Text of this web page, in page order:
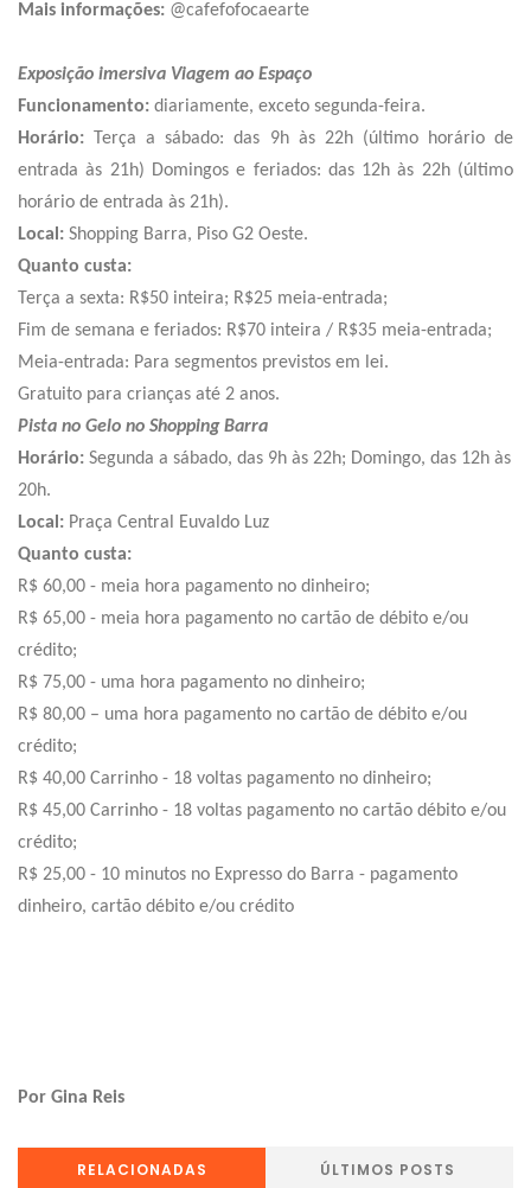
Mais informações: @cafefofocaearte
Exposição imersiva Viagem ao Espaço
Funcionamento: diariamente, exceto segunda-feira.
Horário: Terça a sábado: das 9h às 22h (último horário de
entrada às 21h) Domingos e feriados: das 12h às 22h (último
horário de entrada às 21h).
Local: Shopping Barra, Piso G2 Oeste.
Quanto custa:
Terça a sexta: R$50 inteira; R$25 meia-entrada;
Fim de semana e feriados: R$70 inteira / R$35 meia-entrada;
Meia-entrada: Para segmentos previstos em lei.
Gratuito para crianças até 2 anos.
Pista no Gelo no Shopping Barra
Horário: Segunda a sábado, das 9h às 22h; Domingo, das 12h às
20h.
Local: Praça Central Euvaldo Luz
Quanto custa:
R$ 60,00 - meia hora pagamento no dinheiro;
R$ 65,00 - meia hora pagamento no cartão de débito e/ou
crédito;
R$ 75,00 - uma hora pagamento no dinheiro;
R$ 80,00 – uma hora pagamento no cartão de débito e/ou
crédito;
R$ 40,00 Carrinho - 18 voltas pagamento no dinheiro;
R$ 45,00 Carrinho - 18 voltas pagamento no cartão débito e/ou
crédito;
R$ 25,00 - 10 minutos no Expresso do Barra - pagamento
dinheiro, cartão débito e/ou crédito
Por Gina Reis
RELACIONADAS ÚLTIMOS POSTS